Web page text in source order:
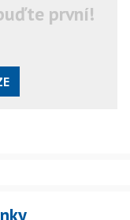
první!